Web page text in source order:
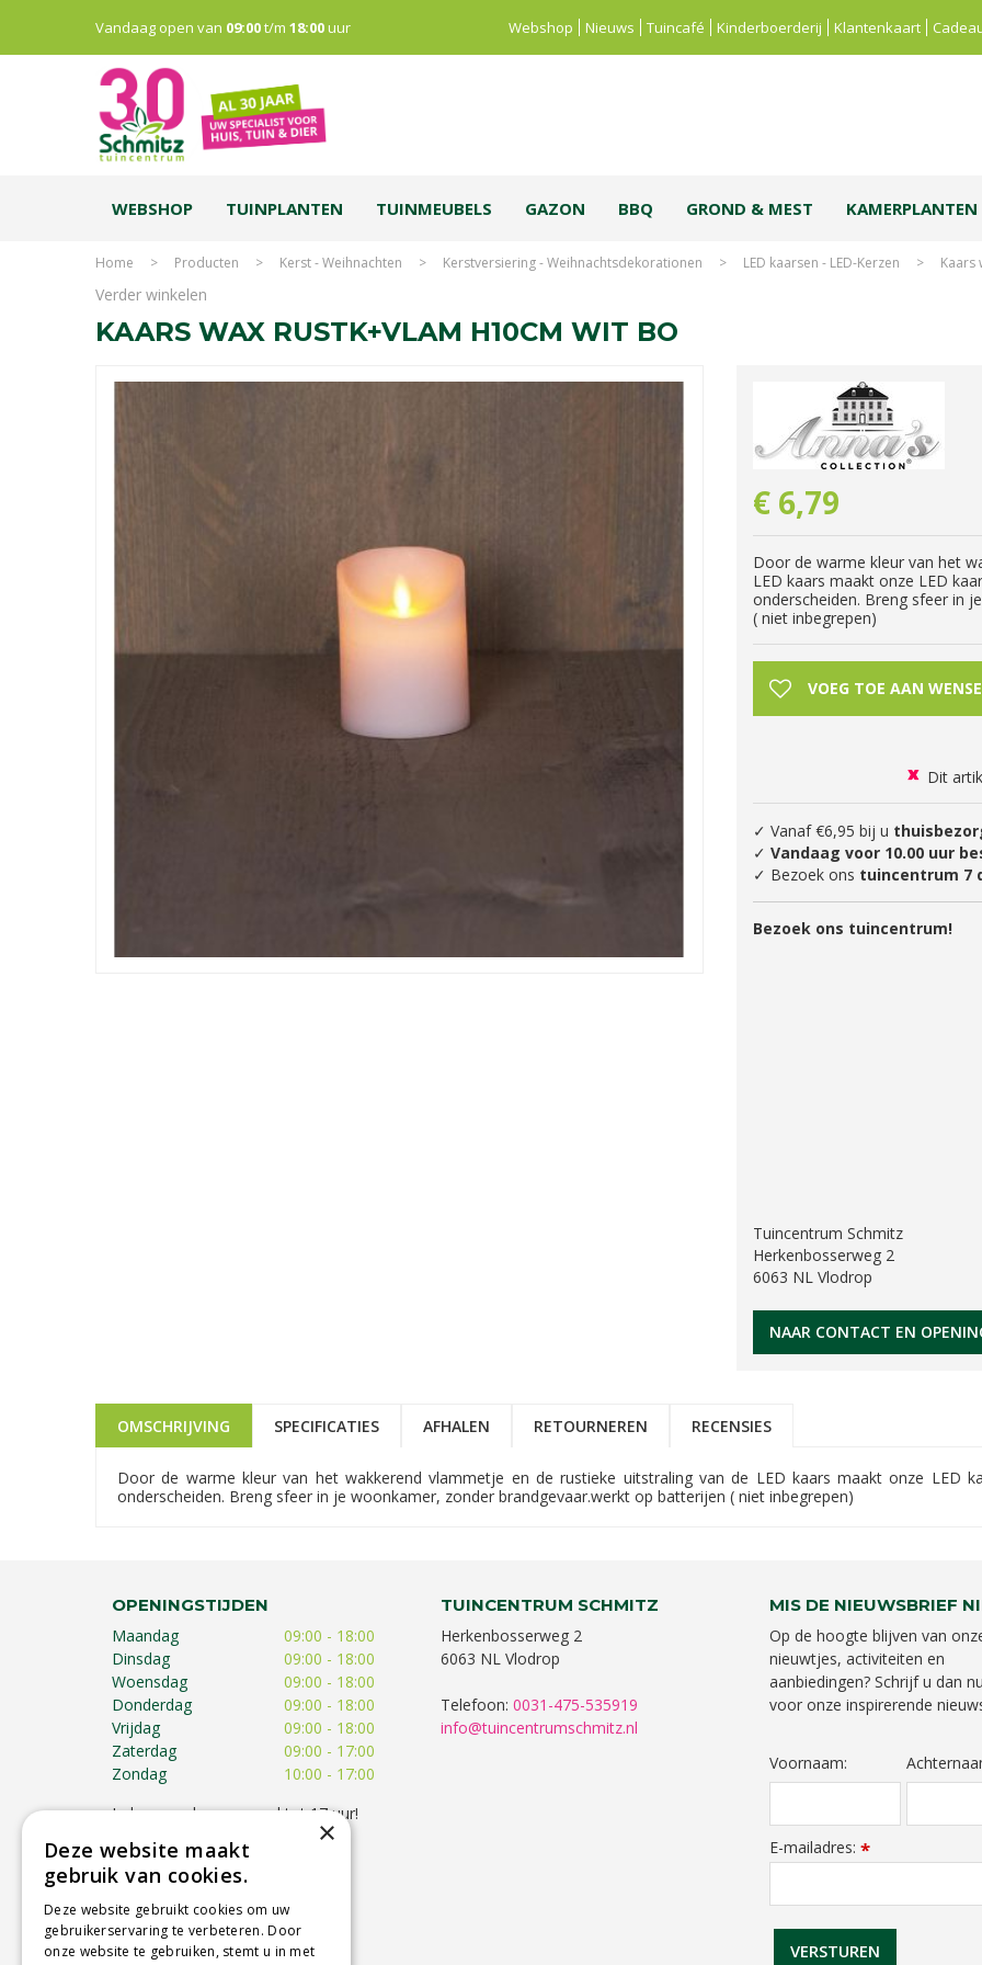
Home > Producten > Kerst - Weihnachten > Kerstversiering - Weihnachtsdekorationen > LED kaarsen - LED-Kerzen > Kaars
Vandaag open van 09:00t/m 18:00uur Webshop Nieuws Tuincafé Kinderboerderij Klantenkaart
WEBSHOP TUINPLANTEN TUINMEUBELS GAZON BBQ GROND & MEST KAMERPLANTEN
Verder winkelen
KAARS WAX RUSTK+VLAM H10CM WIT BO
€ 6,79
Door de warme kleur van het
LED kaars maakt onze LED
onderscheiden. Breng sfeer in
( niet inbegrepen)
Dit
✓ Vanaf €6,95 bij u
✓ Vandaag voor 10.00 uur
✓ Bezoek ons tuincentrum 7
Bezoek ons tuincentrum!
Tuincentrum Schmitz
Herkenbosserweg 2
6063 NL Vlodrop
NAAR CONTACT EN
OMSCHRIJVING SPECIFICATIES AFHALEN RETOURNEREN RECENSIES
Door de warme kleur van het wakkerend vlammetje en de rustieke uitstraling van de LED kaars maakt onze LED
onderscheiden. Breng sfeer in je woonkamer, zonder brandgevaar.werkt op batterijen ( niet inbegrepen)
OPENINGSTIJDEN
Maandag
09:00 - 18:00
Dinsdag
09:00 - 18:00
Woensdag
09:00 - 18:00
Donderdag
09:00 - 18:00
Vrijdag
09:00 - 18:00
Zaterdag
09:00 - 17:00
Zondag
10:00 - 17:00
Iedere zondag geopend tot 17 uur!
openingstijden afwijken!
Toon alle openingstijden
TUINCENTRUM SCHMITZ
Herkenbosserweg 2
6063 NL Vlodrop
Telefoon: 0031-475-535919
info@tuincentrumschmitz.nl
MIS DE NIEUWSBRIEF
Op de hoogte blijven van
nieuwtjes, activiteiten en
aanbiedingen? Schrijf u dan
voor onze inspirerende
Voornaam:
E-mailadres: *
×
Deze website maakt
gebruik van cookies.
Deze website gebruikt cookies om uw
gebruikerservaring te verbeteren. Door
onze website te gebruiken, stemt u in met